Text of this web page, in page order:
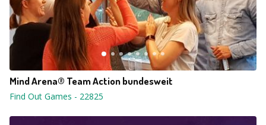
Mind Arena® Team Action bundesweit
Find Out Games - 22825